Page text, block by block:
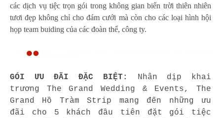
các dịch vụ tiệc trọn gói trong không gian biển trời thiên nhiên
tươi đẹp không chỉ cho đám cưới mà còn cho các loại hình hội
họp team buiding của các đoàn thể, công ty.
GÓI ƯU ĐÃI ĐẶC BIỆT: Nhân dịp khai
trương The Grand Wedding & Events, The
Grand Hồ Tràm Strip mang đến những ưu
đãi cho 5 khách đầu tiên đặt gói tiệc